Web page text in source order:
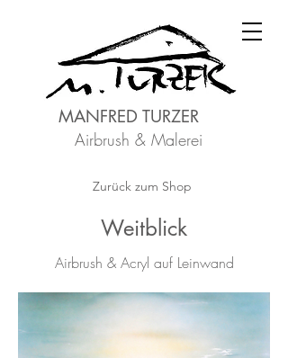
MANFRED TURZER
Airbrush & Malerei
Zurück zum Shop
Weitblick
Airbrush & Acryl auf Leinwand